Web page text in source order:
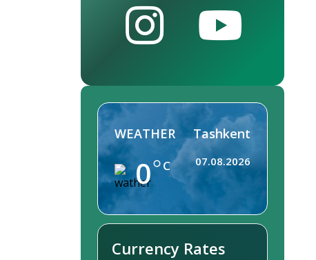
WEATHER
0 C
Tashkent
07.08.2026
Currency Rates